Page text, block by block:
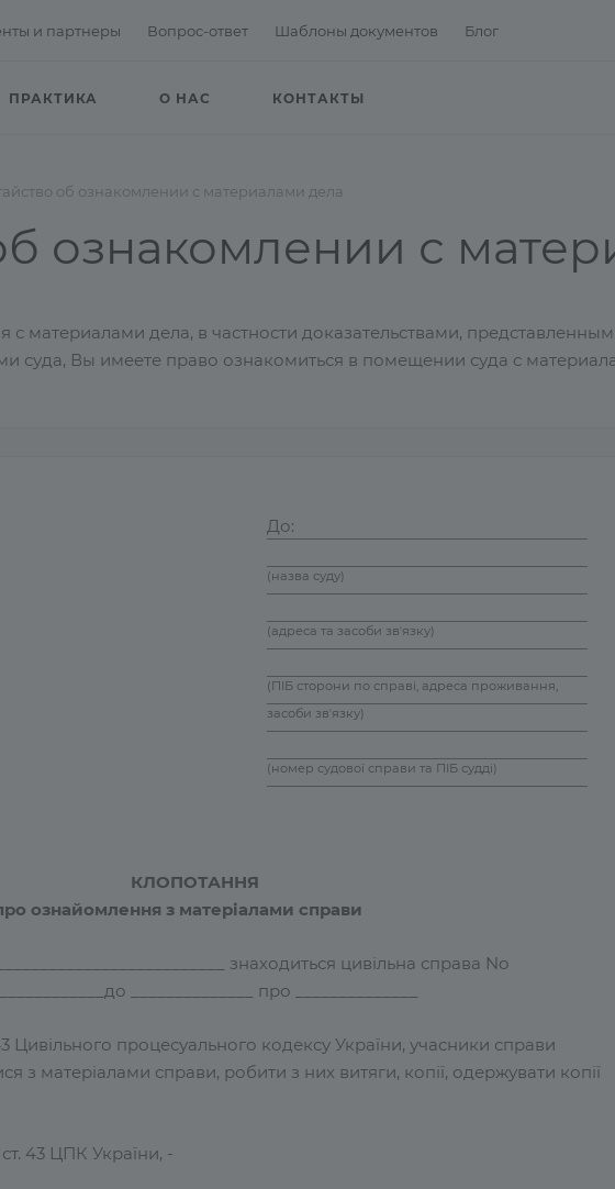
и партнеры Вопрос-ответ Шаблоны документов Блог
ПРАКТИКА О НАС КОНТАКТЫ
об ознакомлении с материалами дела
ознакомлении с
материалами дела, в частности доказательствами,
суда, Вы имеете право ознакомиться в помещении суда с
До:
(назва суду)
(адреса та засоби звʼязку)
(ПІБ сторони по справі, адреса проживання,
засоби звʼязку)
(номер судової справи та ПІБ судді)
КЛОПОТАННЯ
ознайомлення з матеріалами справи
знаходиться цивільна справа No
______________ про ______________
Цивільного процесуального кодексу України, учасники справи
з матеріалами справи, робити з них витяги, копії, одержувати копії
43 ЦПК України, -